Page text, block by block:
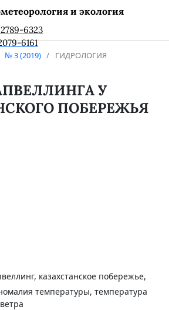
и экология
6323
6161
№ 3 (2019) / ГИДРОЛОГИЯ
У
ПОБЕРЕЖЬЯ
казахстанское побережье,
температуры, температура